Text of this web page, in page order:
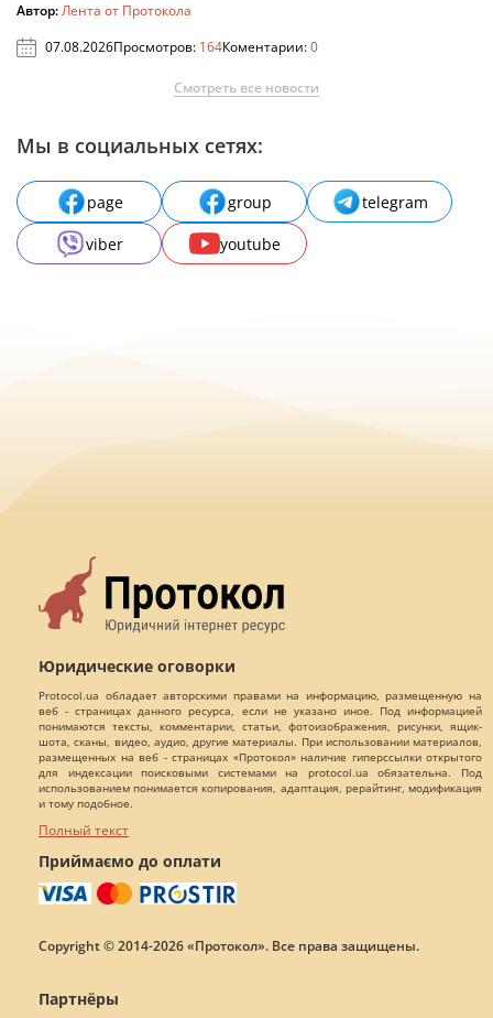
Автор:Лента от Протокола
07.08.2026Просмотров: 164Коментарии:0
Смотреть все новости
Мы в социальных сетях:
page group
telegram
viber
youtube
Юридические оговорки
Protocol.ua обладает авторскими правами на информацию, размещенную на
веб - страницах данного ресурса, если не указано иное. Под информацией
понимаются тексты, комментарии, статьи, фотоизображения, рисунки, ящик-
шота, сканы, видео, аудио, другие материалы. При использовании материалов,
размещенных на веб - страницах «Протокол» наличие гиперссылки открытого
для индексации поисковыми системами на protocol.ua обязательна. Под
использованием понимается копирования, адаптация, рерайтинг, модификация
и тому подобное.
Полный текст
Приймаємо до оплати
Copyright © 2014-2026 «Протокол». Все права защищены.
Партнёры